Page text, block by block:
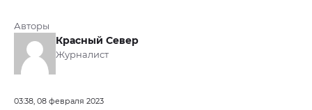
Авторы
Красный Север
Журналист
03:38, 08 февраля 2023